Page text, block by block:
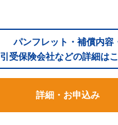
パンフレット・補償内容
引受保険会社などの詳細は
詳細・お申込み